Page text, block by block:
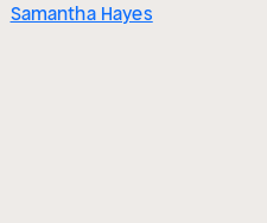
Samantha Hayes